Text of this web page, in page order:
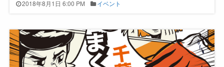
2018年8月1日 6:00 PM イベント